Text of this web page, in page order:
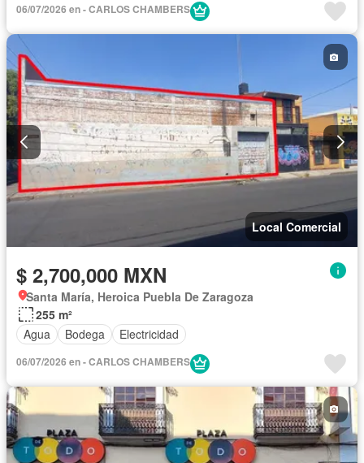
06/07/2026 en - CARLOS CHAMBERS
Local Comercial
$ 2,700,000 MXN
Santa María, Heroica Puebla De Zaragoza
255 m²
Agua
Bodega Electricidad
06/07/2026 en - CARLOS CHAMBERS